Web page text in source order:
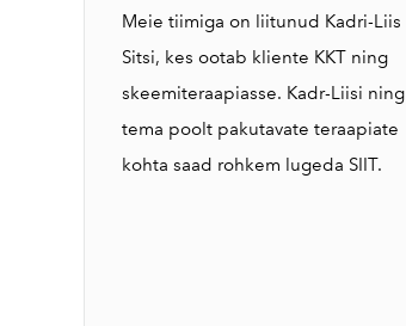
Meie tiimiga on liitunud Kadri-Liis
Sitsi, kes ootab kliente KKT ning
skeemiteraapiasse. Kadr-Liisi ning
tema poolt pakutavate teraapiate
kohta saad rohkem lugeda SIIT.